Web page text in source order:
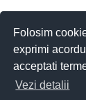
Folosim
exprimi
acceptati
Vezi detalii
Apartamente
6 anunturi